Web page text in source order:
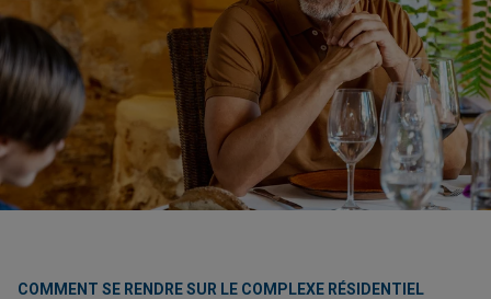
COMMENT SE RENDRE SUR LE COMPLEXE RÉSIDENTIEL